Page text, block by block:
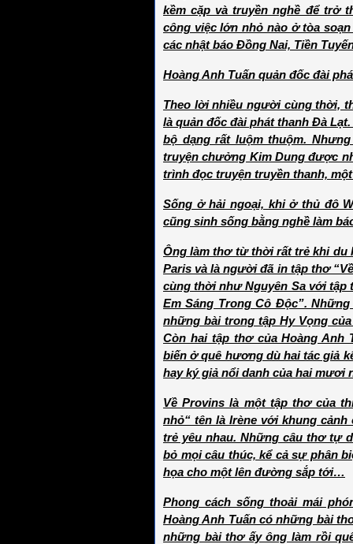
kềm cặp và truyền nghề để trở
công việc lớn nhỏ nào ở tòa
các nhật báo Đồng Nai, Tiền
Hoàng Anh Tuấn quản đốc đài
Theo lời nhiều người cùng thời,
là quản đốc đài phát thanh Đà
bộ dạng rất luộm thuộm.
truyện chưởng Kim Dung được
trình đọc truyện truyền thanh,
Sống ở hải ngoại, khi ở thủ đô
cũng sinh sống bằng nghề làm
Ông làm thơ từ thời rất trẻ khi du
Paris và là người đã in tập thơ
cùng thời như Nguyên Sa với tập
Em Sáng Trong Cô Độc”.
những bài trong tập Hy Vọng
Còn hai tập thơ của Hoàng
biến ở quê hương dù hai tác giả
hay ký giả nổi danh của hai mươi
Về Provins là một tập thơ của
nhỏ“ tên là Irène với khung
trẻ yêu nhau. Những câu thơ tự
bỏ mọi câu thúc, kể cả sự phân
họa cho một lên đường sắp tới…
Phong cách sống thoải mái
Hoàng Anh Tuấn có những bài
những bài thơ ấy ông làm rồi